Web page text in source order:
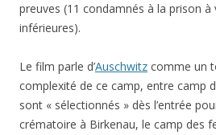
preuves (11 condamnés à la prison à
inférieures).
Le film parle d’Auschwitz comme un
complexité de ce camp, entre camp
sont « sélectionnés » dès l’entrée
crématoire à Birkenau, le camp des